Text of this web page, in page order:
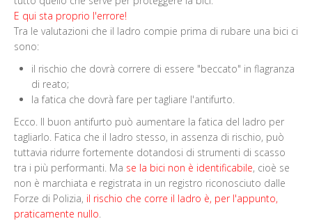
E qui sta proprio l'errore!
Tra le valutazioni che il ladro compie prima di rubare una bici ci
sono:
il rischio che dovrà correre di essere "beccato" in flagranza
di reato;
la fatica che dovrà fare per tagliare l'antifurto.
Ecco. Il buon antifurto può aumentare la fatica del ladro per
tagliarlo. Fatica che il ladro stesso, in assenza di rischio, può
tuttavia ridurre fortemente dotandosi di strumenti di scasso
tra i più performanti. Ma se la bici non è identificabile, cioè se
non è marchiata e registrata in un registro riconosciuto dalle
Forze di Polizia, il rischio che corre il ladro è, per l'appunto,
praticamente nullo